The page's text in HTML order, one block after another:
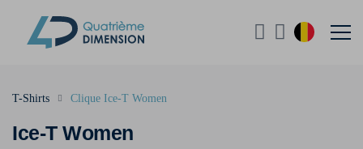
Ice-T Women
T-Shirts Clique Ice-T Women